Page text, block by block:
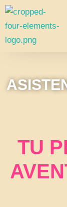
contenido
TU